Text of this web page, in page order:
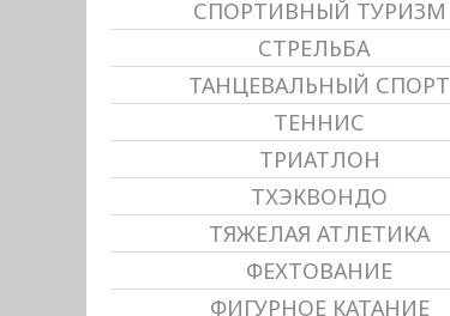
СПОРТИВНЫЙ ТУРИЗМ
СТРЕЛЬБА
ТАНЦЕВАЛЬНЫЙ СПОРТ
ТЕННИС
ТРИАТЛОН
ТХЭКВОНДО
ТЯЖЕЛАЯ АТЛЕТИКА
ФЕХТОВАНИЕ
ФИГУРНОЕ КАТАНИЕ